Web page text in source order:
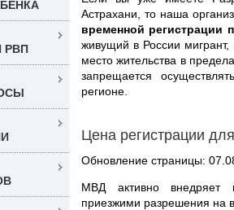
Астрахани, то наша
временной регистрации
живущий в России
место жительства в
запрещается
регионе.
Цена регистрации
Обновление страницы:
МВД активно внедряет
приезжими разрешения на
РВП